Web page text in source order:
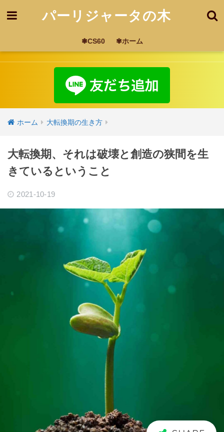
パーリジャータの木
❃CS60 ✾ホーム
ホーム 大転換期の生き方
大転換期、それは破壊と創造の狭間を生
きているということ
2021-10-19